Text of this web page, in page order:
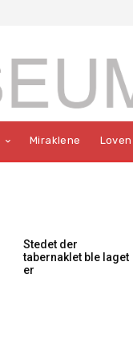
Miraklene Loven
Stedet der
tabernaklet ble laget
er